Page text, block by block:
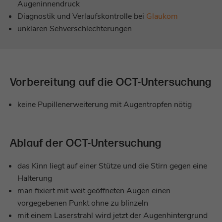
Augeninnendruck
Diagnostik und Verlaufskontrolle bei Glaukom
unklaren Sehverschlechterungen
Vorbereitung auf die OCT-Untersuchung
keine Pupillenerweiterung mit Augentropfen nötig
Ablauf der OCT-Untersuchung
das Kinn liegt auf einer Stütze und die Stirn gegen eine
Halterung
man fixiert mit weit geöffneten Augen einen
vorgegebenen Punkt ohne zu blinzeln
mit einem Laserstrahl wird jetzt der Augenhintergrund
Name be_typo_user
Zweck
Dieses Cookie teilt der Webseite mit, ob ein
TYPO3-Backend angemeldet ist und die
Name LS_CSRF_TOKEN
Anbieter Zoho SalesIQ
Laufzeit Sitzungsende
Dieses Cookie wird aus Sicherheitsgründen
Anbieter Zoho PageSense
Laufzeit 1 Jahr
für die vollständige Nachverfolgung
verwendet werden.
Anbieter Zoho PageSense
Laufzeit 1 Tag
Zweck
neue Sitzung mit vollständiger
Nachverfolgung gestartet wird. Dieses
Cookie wird verwendet, um die aktuelle